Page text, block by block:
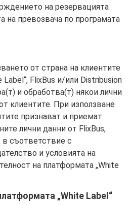
на резервацията
на превозвача по програмата
от страна на клиентите
FlixBus и/или Distribusion
и обработва(т) някои лични
клиентите. При използване
признават и приемат
лични данни от FlixBus,
в съответствие с
и условията на
на платформата „White
„White Label“